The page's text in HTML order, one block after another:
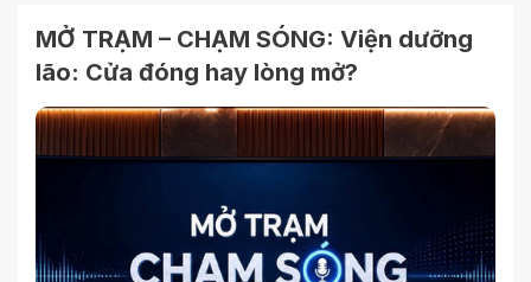
MỞ TRẠM – CHẠM SÓNG: Viện dưỡng
lão: Cửa đóng hay lòng mở?